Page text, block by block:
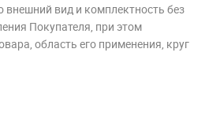
внешний вид и комплектность без
Покупателя, при этом
область его применения, круг